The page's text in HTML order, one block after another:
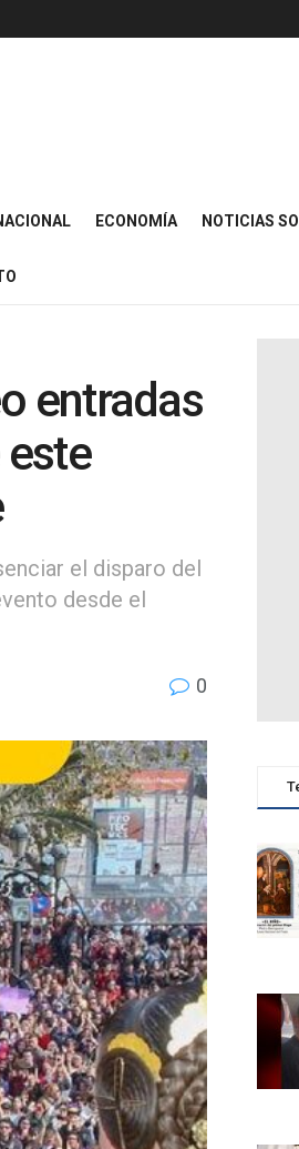
ECONOMÍA NOTICIAS
entradas
el disparo del
desde el
0